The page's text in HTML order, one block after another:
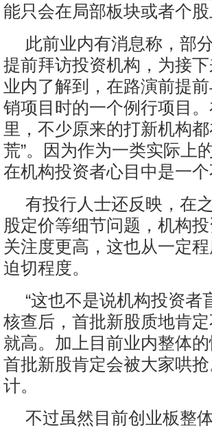
能只会在局部板块或者个股
此前业内有消息称，部
提前拜访投资机构，为接
业内了解到，在路演前提
销项目时的一个例行项目
里，不少原来的打新机构
荒”。因为作为一类实际上
在机构投资者心目中是一
有投行人士还反映，在
股定价等细节问题，机构
关注度更高，这也从一定
迫切程度。
“这也不是说机构投资
核查后，首批新股质地肯
就高。加上目前业内整体
首批新股肯定会被大家哄
计。
不过虽然目前创业板整